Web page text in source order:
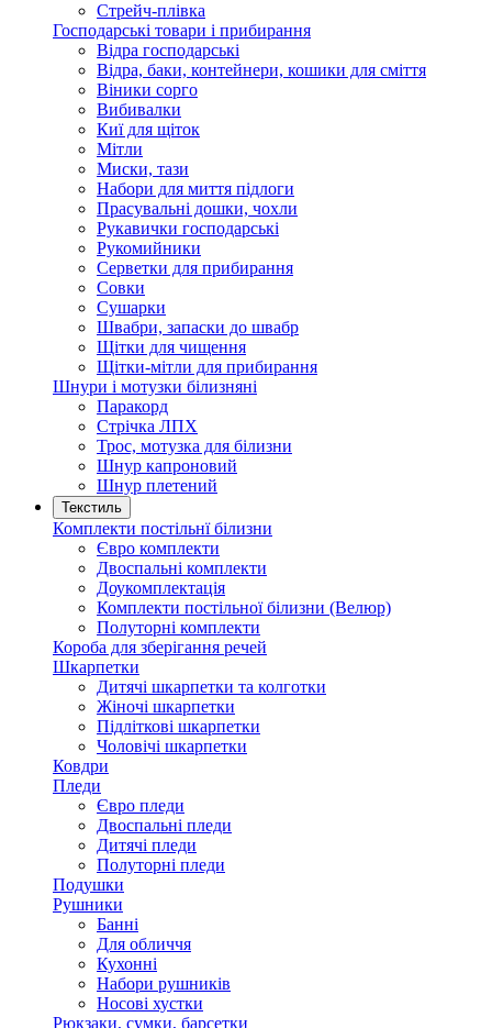
Стрейч-плівка
Господарські товари і прибирання
Відра господарські
Відра, баки, контейнери, кошики для сміття
Віники сорго
Вибивалки
Киї для щіток
Мітли
Миски, тази
Набори для миття підлоги
Прасувальні дошки, чохли
Рукавички господарські
Рукомийники
Серветки для прибирання
Совки
Сушарки
Швабри, запаски до швабр
Щітки для чищення
Щітки-мітли для прибирання
Шнури і мотузки білизняні
Паракорд
Стрічка ЛПХ
Трос, мотузка для білизни
Шнур капроновий
Шнур плетений
Текстиль
Комплекти постільнї білизни
Євро комплекти
Двоспальні комплекти
Доукомплектація
Комплекти постільної білизни (Велюр)
Полуторні комплекти
Короба для зберігання речей
Шкарпетки
Дитячі шкарпетки та колготки
Жіночі шкарпетки
Підліткові шкарпетки
Чоловічі шкарпетки
Ковдри
Пледи
Євро пледи
Двоспальні пледи
Дитячі пледи
Полуторні пледи
Подушки
Рушники
Банні
Для обличчя
Кухонні
Набори рушників
Носові хустки
Рюкзаки, сумки, барсетки